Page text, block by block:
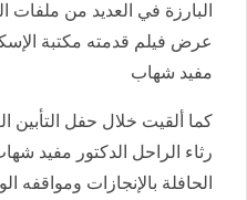
البارزة في العديد من ملفات
عرض فيلم قدمته مكتبة
مفيد شهاب
كما ألقيت خلال حفل التأبين
رثاء الراحل الدكتور مفيد
الحافلة بالإنجازات ومواقفه